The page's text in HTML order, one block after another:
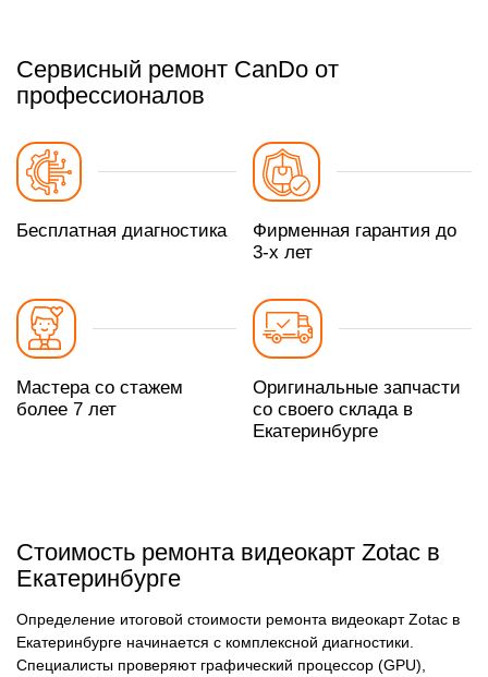
Сервисный ремонт CanDo от
профессионалов
Бесплатная диагностика
Фирменная гарантия до
3-х лет
Мастера со стажем
более 7 лет
Оригинальные запчасти
со своего склада в
Екатеринбурге
Стоимость ремонта видеокарт Zotac в
Екатеринбурге
Определение итоговой стоимости ремонта видеокарт Zotac в
Екатеринбурге начинается с комплексной диагностики.
Специалисты проверяют графический процессор (GPU),